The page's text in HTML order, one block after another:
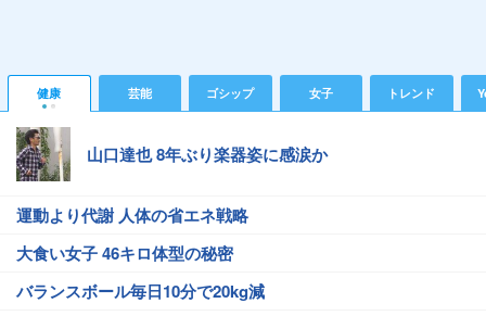
健康 芸能 ゴシップ 女子 トレンド
山口達也 8年ぶり楽器姿に感涙か
運動より代謝 人体の省エネ戦略
大食い女子 46キロ体型の秘密
バランスボール毎日10分で20kg減